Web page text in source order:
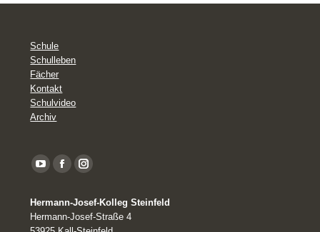
Schule
Schulleben
Fächer
Kontakt
Schulvideo
Archiv
YouTube
opens
in
FacebookInstagram
Hermann-Josef-Kolleg Steinfeld
Hermann-Josef-Straße 4